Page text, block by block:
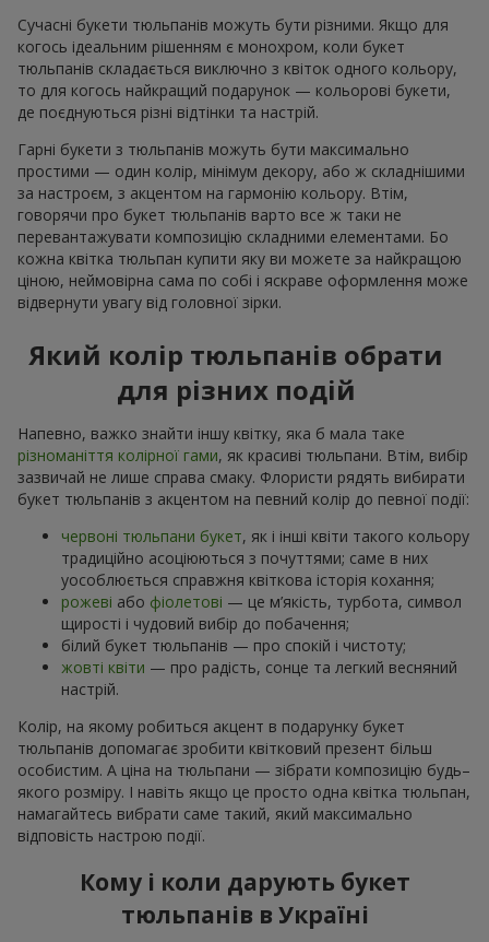
Сучасні букети тюльпанів можуть бути різними. Якщо для
когось ідеальним рішенням є монохром, коли букет
тюльпанів складається виключно з квіток одного кольору,
то для когось найкращий подарунок — кольорові букети,
де поєднуються різні відтінки та настрій.
Гарні букети з тюльпанів можуть бути максимально
простими — один колір, мінімум декору, або ж складнішими
за настроєм, з акцентом на гармонію кольору. Втім,
говорячи про букет тюльпанів варто все ж таки не
перевантажувати композицію складними елементами. Бо
кожна квітка тюльпан купити яку ви можете за найкращою
ціною, неймовірна сама по собі і яскраве оформлення може
відвернути увагу від головної зірки.
Який колір тюльпанів обрати
для різних подій
Напевно, важко знайти іншу квітку, яка б мала таке
різноманіття колірної гами, як красиві тюльпани. Втім, вибір
зазвичай не лише справа смаку. Флористи рядять вибирати
букет тюльпанів з акцентом на певний колір до певної події:
червоні тюльпани букет, як і інші квіти такого кольору
традиційно асоціюються з почуттями; саме в них
уособлюється справжня квіткова історія кохання;
рожеві або фіолетові — це м’якість, турбота, символ
щирості і чудовий вибір до побачення;
білий букет тюльпанів — про спокій і чистоту;
жовті квіти — про радість, сонце та легкий весняний
настрій.
Колір, на якому робиться акцент в подарунку букет
тюльпанів допомагає зробити квітковий презент більш
особистим. А ціна на тюльпани — зібрати композицію будь–
якого розміру. І навіть якщо це просто одна квітка тюльпан,
намагайтесь вибрати саме такий, який максимально
відповість настрою події.
Кому і коли дарують букет
тюльпанів в Україні